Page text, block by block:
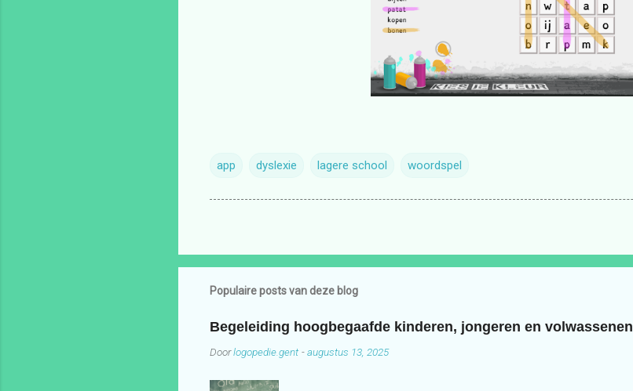
app dyslexie lagere school woordspel
Populaire posts van deze blog
Begeleiding hoogbegaafde kinderen, jongeren en volwassenen
Doorlogopedie.gent -augustus 13, 2025